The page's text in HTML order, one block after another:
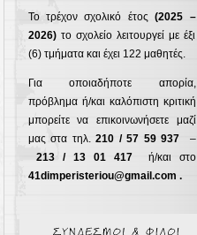
Το τρέχον σχολικό έτος(2025 –
2026)το σχολείο λειτουργεί με έξι
(6) τμήματα και έχει 122 μαθητές.
Για οποιαδήποτε απορία,
πρόβλημα ή/και καλόπιστη κριτική
μπορείτε να επικοινωνήσετε μαζί
μας στα τηλ.210 / 57 59 937 –
213 / 13 01 417 ή/και στο
41dimperisteriou@gmail.com .